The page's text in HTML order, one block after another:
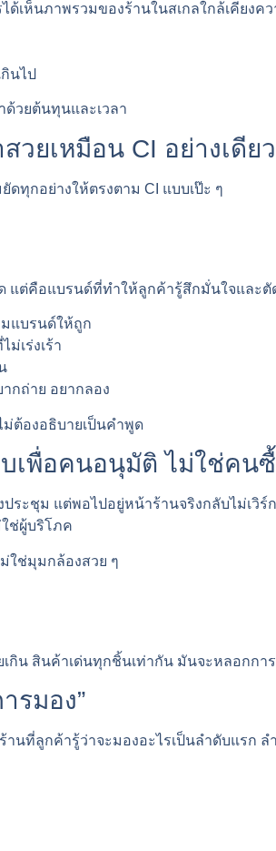
ด้เห็นภาพรวมของร้านในสเกลใกล้เคีย
นไป
ด้วยต้นทุนและเวลา
วยเหมือน CI อย่างเดียว
ทุกอย่างให้ตรงตาม CI แบบเป๊ะ ๆ
แต่คือแบรนด์ที่ทำให้ลูกค้ารู้สึกมั่นใจและตั
มแบรนด์ให้ถูก
เร่งเร้า
กถ่าย อยากลอง
ม่ต้องอธิบายเป็นคำพูด
เพื่อคนอนุมัติ ไม่ใช่คน
ระชุม แต่พอไปอยู่หน้าร้านจริงกลับไม่เวิร์ก
ช่ผู้บริโภค
ใช่มุมกล้องสวย ๆ
เกิน สินค้าเด่นทุกชิ้นเท่ากัน มันจะหลอกกา
รมอง”
นที่ลูกค้ารู้ว่าจะมองอะไรเป็นลำดับแรก